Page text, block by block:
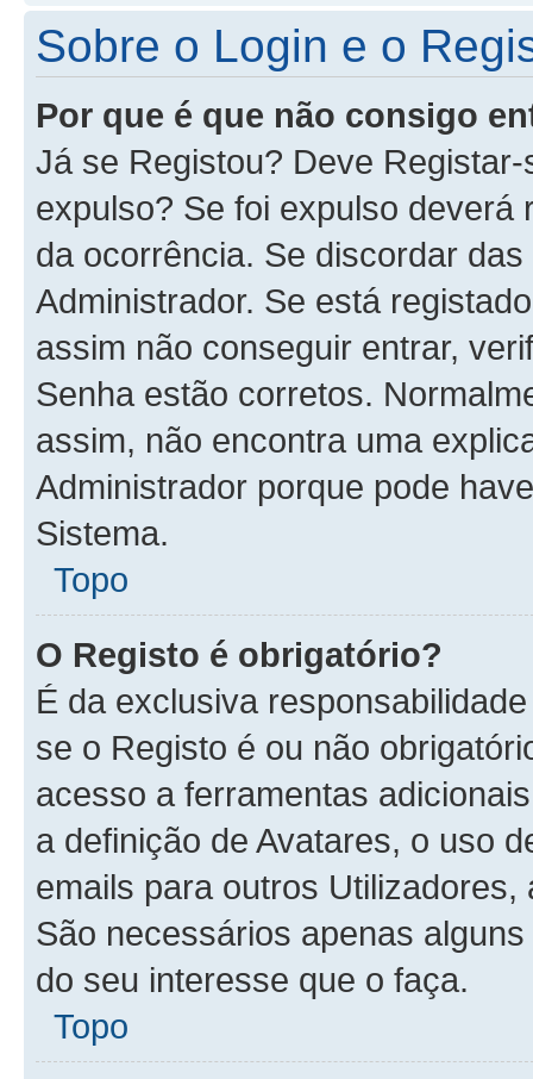
Sobre o Login e o
Por que é que não consigo
Já se Registou? Deve
expulso? Se foi expulso
da ocorrência. Se discordar
Administrador. Se está
assim não conseguir entrar,
Senha estão corretos.
assim, não encontra uma
Administrador porque pode
Sistema.
Topo
O Registo é obrigatório?
É da exclusiva
se o Registo é ou não
acesso a ferramentas
a definição de Avatares, o uso
emails para outros
São necessários apenas
do seu interesse que o faça.
Topo